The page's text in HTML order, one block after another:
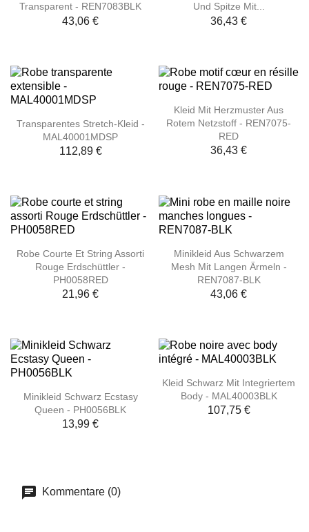
Transparent - REN7083BLK
43,06 €
Und Spitze Mit...
36,43 €
Transparentes Stretch-Kleid -
MAL40001MDSP
112,89 €
Kleid Mit Herzmuster Aus
Rotem Netzstoff - REN7075-
RED
36,43 €
Robe Courte Et String Assorti
Rouge Erdschüttler -
PH0058RED
21,96 €
Minikleid Aus Schwarzem
Mesh Mit Langen Ärmeln -
REN7087-BLK
43,06 €
Minikleid Schwarz Ecstasy
Queen - PH0056BLK
13,99 €
Kleid Schwarz Mit Integriertem
Body - MAL40003BLK
107,75 €
Kommentare (0)